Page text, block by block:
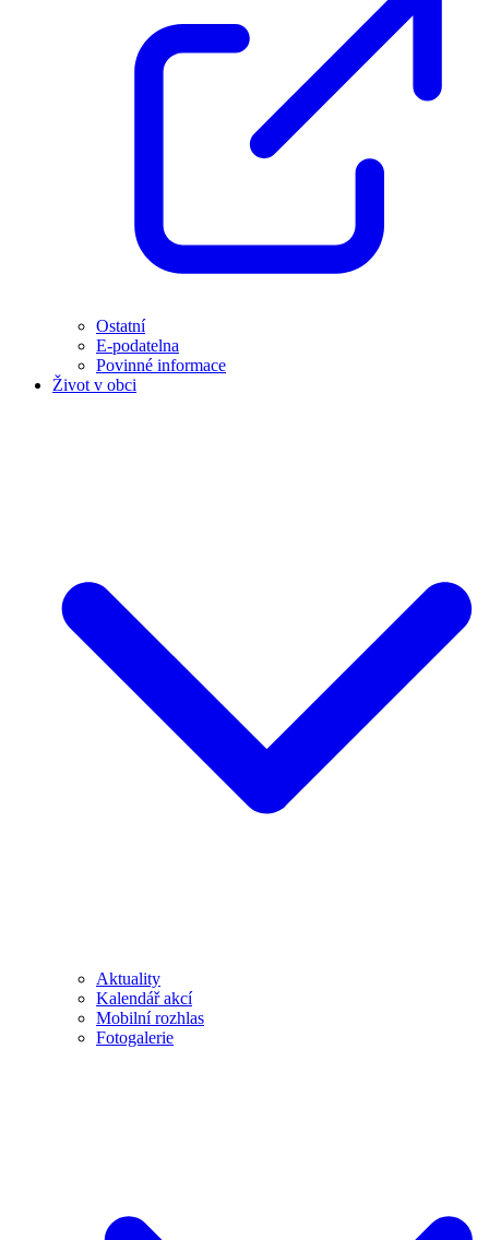
Ostatní
E-podatelna
Povinné informace
Život v obci
Aktuality
Kalendář akcí
Mobilní rozhlas
Fotogalerie